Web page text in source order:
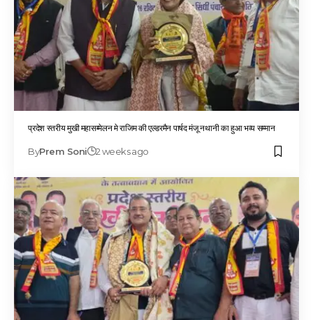
प्रदेश स्तरीय मुखी महासम्मेलन मे राजिम की एल्डरमैन पार्षद मंजू नथानी का हुआ भव्य सम्मान
ByPrem Soni 2 weeks ago